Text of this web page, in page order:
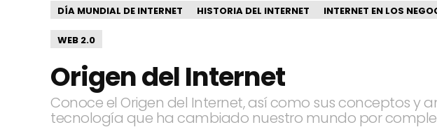
DÍA MUNDIAL DE INTERNET HISTORIA DEL INTERNET INTERNET EN LOS
WEB 2.0
Origen del Internet
Conoce el Origen del Internet, así como sus conceptos y
tecnología que ha cambiado nuestro mundo por